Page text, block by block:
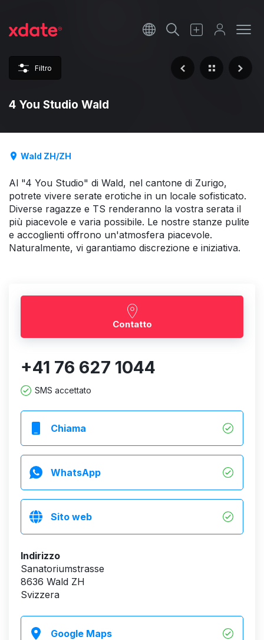
Filtro
4 You Studio Wald
Wald ZH/ZH
Al "4 You Studio" di Wald, nel cantone di Zurigo,
potrete vivere serate erotiche in un locale sofisticato.
Diverse ragazze e TS renderanno la vostra serata il
più piacevole e varia possibile. Le nostre stanze pulite
e accoglienti offrono un'atmosfera piacevole.
Naturalmente, vi garantiamo discrezione e iniziativa.
Contatto
+41 76 627 1044
SMS accettato
Chiama
WhatsApp
Sito web
Indirizzo
Sanatoriumstrasse
8636 Wald ZH
Svizzera
Google Maps